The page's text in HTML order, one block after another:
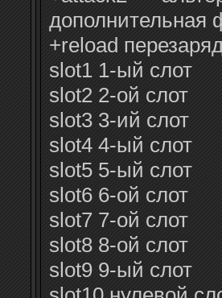
дополнительная
+reload
slot1 1-ый слот
slot2 2-ой слот
slot3 3-ий слот
slot4 4-ый слот
slot5 5-ый слот
slot6 6-ой слот
slot7 7-ой слот
slot8 8-ой слот
slot9 9-ый слот